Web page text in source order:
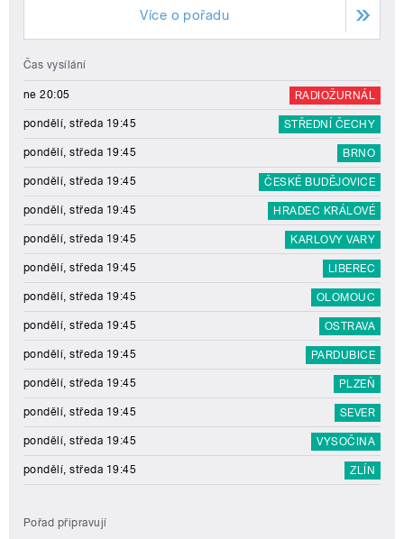
Více o pořadu
Čas vysílání
ne 20:05 RADIOŽURNÁL
pondělí, středa 19:45 STŘEDNÍ ČECHY
pondělí, středa 19:45 BRNO
pondělí, středa 19:45 ČESKÉ BUDĚJOVICE
pondělí, středa 19:45 HRADEC KRÁLOVÉ
pondělí, středa 19:45 KARLOVY VARY
pondělí, středa 19:45 LIBEREC
pondělí, středa 19:45 OLOMOUC
pondělí, středa 19:45 OSTRAVA
pondělí, středa 19:45 PARDUBICE
pondělí, středa 19:45 PLZEŇ
pondělí, středa 19:45 SEVER
pondělí, středa 19:45 VYSOČINA
pondělí, středa 19:45 ZLÍN
Pořad připravují